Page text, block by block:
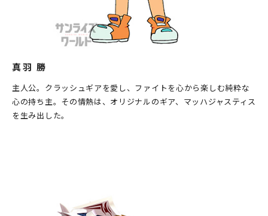
真羽 勝
主人公。クラッシュギアを愛し、ファイトを心から楽しむ純粋な
心の持ち主。その情熱は、オリジナルのギア、マッハジャスティス
を生み出した。